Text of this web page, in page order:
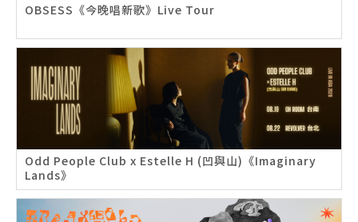
OBSESS《今晚唱新歌》Live Tour
Odd People Club x Estelle H (凹與山)《Imaginary
Lands》